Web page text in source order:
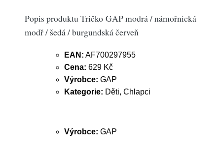
Popis produktu Tričko GAP modrá / námořnická
modř / šedá / burgundská červeň
EAN: AF700297955
Cena: 629 Kč
Výrobce: GAP
Kategorie: Děti, Chlapci
Výrobce: GAP